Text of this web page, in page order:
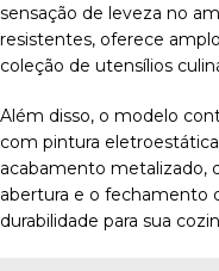
sensação de leveza no
resistentes, oferece
coleção de utensílios
Além disso, o modelo
com pintura
acabamento metalizado,
abertura e o fechamento
durabilidade para sua